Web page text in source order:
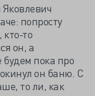
попросту
то
он, а
пока про
он баню. С
то ли, как